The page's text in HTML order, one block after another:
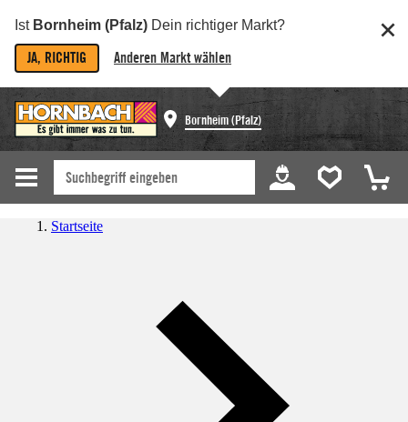
Ist Bornheim (Pfalz) Dein richtiger Markt?
JA, RICHTIG Anderen Markt wählen
Bornheim (Pfalz)
Startseite